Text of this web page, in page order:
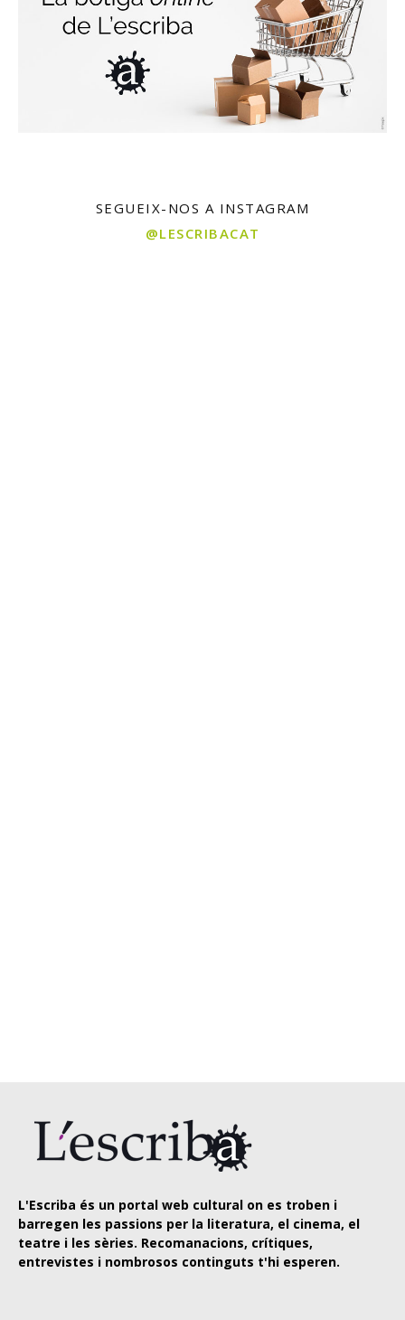
SEGUEIX-NOS A INSTAGRAM
@LESCRIBACAT
L'Escriba és un portal web cultural on es troben i
barregen les passions per la literatura, el cinema, el
teatre i les sèries. Recomanacions, crítiques,
entrevistes i nombrosos continguts t'hi esperen.